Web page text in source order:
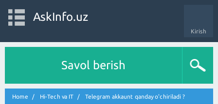
Kirish
AskInfo.uz
Savol berish
Home Hi-Tech va IT Telegram akkaunt qanday o'chiriladi ?